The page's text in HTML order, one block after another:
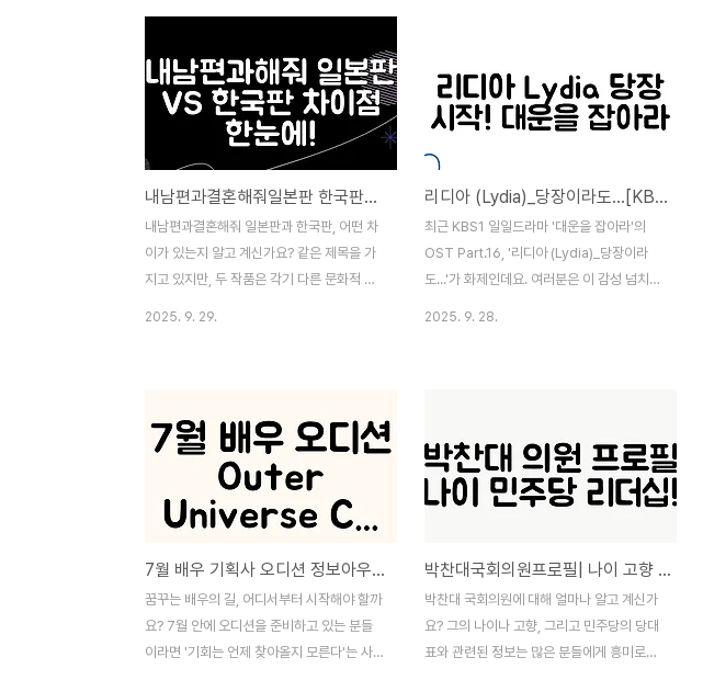
내남편과결혼해줘일본판 한국판과의 차이점
내남편과결혼해줘 일본판과 한국판, 어떤 차
이가 있는지 알고 계신가요? 같은 제목을 가
지고 있지만, 두 작품은 각기 다른 문화적 배
함께 하시면, 여러분의 시청 경험이 더욱 풍
성해질 거예요!3가지 주요 차이점내남편과결
혼해줘 일본판과 한국판은 각기 다른 문화적
배경과 설정을 반영하고 있습니다. 두 버전
을 더욱 높여줄 것입니다.일본판은 보다 감정
적인 요소를 강조하는 반면, 한국판은 현실적
이고 사회적인 이슈에 중점을 둡니다. 이러한
차이는 각국의 문화적..
2025. 9. 29.
리디아 (Lydia)_당장이라도...[KBS1_일일드라마_대운을잡아라OSTPart.16]
최근 KBS1 일일드라마 '대운을 잡아라'의
OST Part.16, '리디아 (Lydia)_당장이라
도...'가 화제인데요. 여러분은 이 감성 넘치는
에 대해 이야기해보겠습니다. 끝까지 함께 하
시면, 여러분의 마음에 여운을 남길 또 다른
독특한 음악적 색깔과 감동적인 가사에서 비
롯됩니다. 이 곡은 KBS1 일일드라마 '대운을
잡아라'의 OST Part.16으로..
2025. 9. 28.
7월 배우 기획사 오디션 정보아우터유니버스/ 씨앤씨스쿨 방송연기학원
꿈꾸는 배우의 길, 어디서부터 시작해야 할까
요? 7월 안에 오디션을 준비하고 있는 분들
이라면 '기회는 언제 찾아올지 모른다'는 사
박찬대국회의원프로필| 나이 고향 정청래 종교 당대표 민주당
박찬대 국회의원에 대해 얼마나 알고 계신가
요? 그의 나이나 고향, 그리고 민주당의 당대
표와 관련된 정보는 많은 분들에게 흥미로운